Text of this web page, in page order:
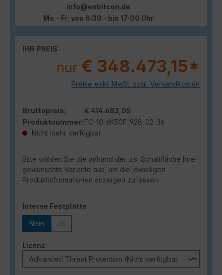
info@enbitcon.de
Mo.- Fr. von 8:30 - bis 17:00 Uhr
IHR PREIS
nur € 348.473,15*
Preise exkl. MwSt. zzgl. Versandkosten
Bruttopreis:
€ 414.683,05
Produktnummer: FC-10-6K50F-928-02-36
Nicht mehr verfügbar
Bitte wählen Sie die anhand der u.s. Schaltfläche Ihre
gewünschte Variante aus, um die jeweiligen
Produktinformationen anzeigen zu lassen.
Interne Festplatte
Nein
Lizenz